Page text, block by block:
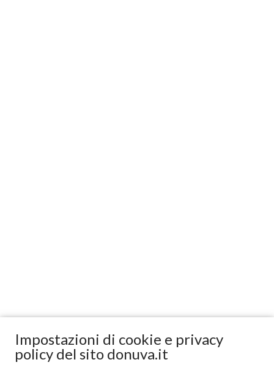
Impostazioni di cookie e privacy
policy del sito donuva.it